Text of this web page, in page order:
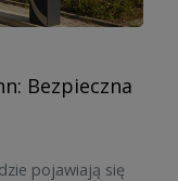
Bezpieczna
pojawiają się